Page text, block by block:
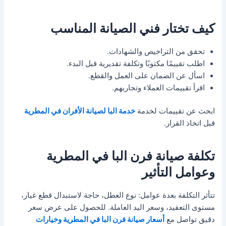
كيف تختار فني الصيانة المناسب
تحقق من التراخيص والشهادات.
اطلب تقييمًا مكتوبًا وتكلفة تقديرية قبل البدء.
اسأل عن الضمان على العمل والقطع.
اقرأ تقييمات العملاء وتجاربهم.
ابحث عن تقييمات لخدمةخدمة البا لصيانة الأفران في المطرية
قبل اتخاذ القرار.
تكلفة صيانة فرن البا في المطرية
وعوامل التأثير
تتأثر التكلفة بعدة عوامل: نوع العطل، حاجة لاستبدال قطع غيار،
مستوى التعقيد، وسعر اليد العاملة. للحصول على عرض سعر
دقيق تواصل مع أسعار صيانة فرن البا في المطرية وخيارات